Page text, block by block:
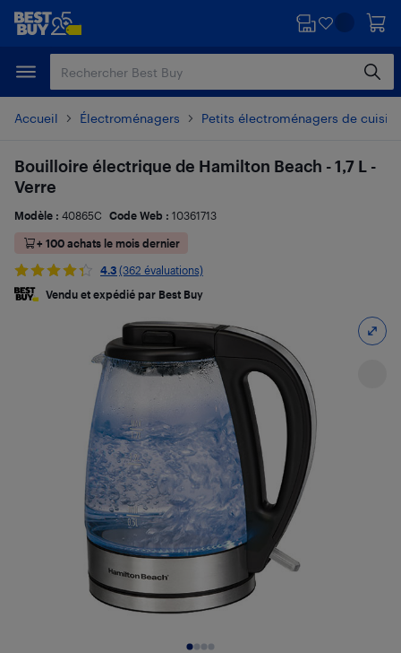
Passer
principal
Passer
Accueil Électroménagers Petits électroménagers de
Bouilloire électrique de Hamilton Beach - 1,7 L -
Verre
Modèle : 40865C Code Web : 10361713
+ 100 achats le mois dernier
4.3 (362 évaluations)
Vendu et expédié par Best Buy